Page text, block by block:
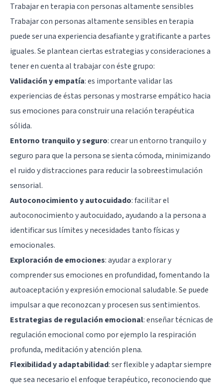
Trabajar en terapia con personas altamente sensibles
Trabajar con personas altamente sensibles en terapia
puede ser una experiencia desafiante y gratificante a partes
iguales. Se plantean ciertas estrategias y consideraciones a
tener en cuenta al trabajar con éste grupo:
Validación y empatía: es importante validar las
experiencias de éstas personas y mostrarse empático hacia
sus emociones para construir una relación terapéutica
sólida.
Entorno tranquilo y seguro: crear un entorno tranquilo y
seguro para que la persona se sienta cómoda, minimizando
el ruido y distracciones para reducir la sobreestimulación
sensorial.
Autoconocimiento y autocuidado: facilitar el
autoconocimiento y autocuidado, ayudando a la persona a
identificar sus límites y necesidades tanto físicas y
emocionales.
Exploración de emociones: ayudar a explorar y
comprender sus emociones en profundidad, fomentando la
autoaceptación y expresión emocional saludable. Se puede
impulsar a que reconozcan y procesen sus sentimientos.
Estrategias de regulación emocional: enseñar técnicas de
regulación emocional como por ejemplo la respiración
profunda, meditación y atención plena.
Flexibilidad y adaptabilidad: ser flexible y adaptar siempre
que sea necesario el enfoque terapéutico, reconociendo que